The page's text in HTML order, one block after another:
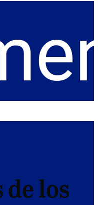
los